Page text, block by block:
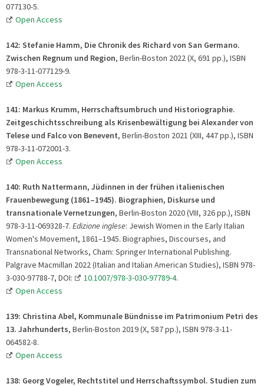
077130-5.
Open Access
142: Stefanie Hamm, Die Chronik des Richard von San Germano.
Zwischen Regnum und Region, Berlin-Boston 2022 (X, 691 pp.), ISBN
978-3-11-077129-9.
Open Access
141: Markus Krumm, Herrschaftsumbruch und Historiographie.
Zeitgeschichtsschreibung als Krisenbewältigung bei Alexander von
Telese und Falco von Benevent, Berlin-Boston 2021 (XIII, 447 pp.), ISBN
978-3-11-072001-3.
Open Access
140: Ruth Nattermann, Jüdinnen in der frühen italienischen
Frauenbewegung (1861–1945). Biographien, Diskurse und
transnationale Vernetzungen, Berlin-Boston 2020 (VIII, 326 pp.), ISBN
978-3-11-069328-7. Edizione inglese: Jewish Women in the Early Italian
Women's Movement, 1861–1945. Biographies, Discourses, and
Transnational Networks, Cham: Springer International Publishing.
Palgrave Macmillan 2022 (Italian and Italian American Studies), ISBN 978-
3-030-97788-7, DOI:
10.1007/978-3-030-97789-4.
Open Access
139: Christina Abel, Kommunale Bündnisse im Patrimonium Petri des
13. Jahrhunderts, Berlin-Boston 2019 (X, 587 pp.), ISBN 978-3-11-
064582-8.
Open Access
138: Georg Vogeler, Rechtstitel und Herrschaftssymbol. Studien zum